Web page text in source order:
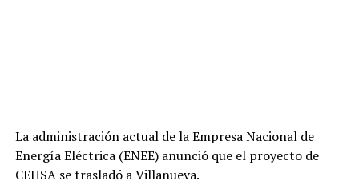
La administración actual de la Empresa Nacional de
Energía Eléctrica (ENEE) anunció que el proyecto de
CEHSA se trasladó a Villanueva.